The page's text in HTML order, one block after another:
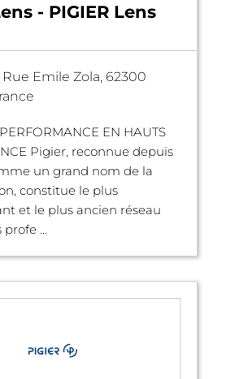
- PIGIER Lens
Rue Emile Zola, 62300
EN HAUTS
Pigier, reconnue depuis
un grand nom de la
constitue le plus
et le plus ancien réseau
profe ...